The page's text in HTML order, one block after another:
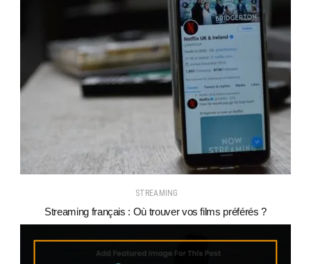
STREAMING
Streaming français : Où trouver vos films préférés ?